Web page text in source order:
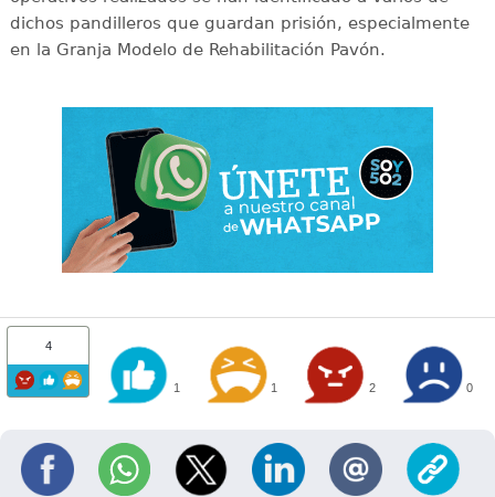
dichos pandilleros que guardan prisión, especialmente
en la Granja Modelo de Rehabilitación Pavón.
4
1 1 2 0